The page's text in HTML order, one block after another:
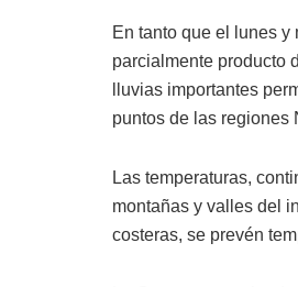
En tanto que el lunes
parcialmente producto
lluvias importantes
puntos de las regiones
Las temperaturas,
montañas y valles del
costeras, se prevén